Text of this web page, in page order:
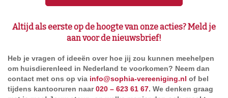
Altijd als eerste op de hoogte van onze acties? Meld je
aan voor de nieuwsbrief!
Heb je vragen of ideeën over hoe jij zou kunnen meehelpen
om huisdierenleed in Nederland te voorkomen? Neem dan
contact met ons op via info@sophia-vereeniging.nl of bel
tijdens kantooruren naar020 – 623 61 67. We denken graag